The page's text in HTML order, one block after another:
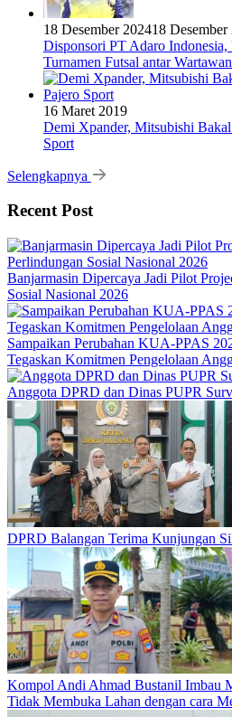
18 Desember 202418 Desember
Disponsori PT Adaro
Turnamen Futsal antar
16 Maret 2019
Demi Xpander, Mitsubishi
Sport
Selengkapnya
Recent Post
Banjarmasin Dipercaya Jadi Pilot
Sosial Nasional 2026
Sampaikan Perubahan KUA-PPAS
Tegaskan Komitmen Pengelolaan
Anggota DPRD dan Dinas PUPR
DPRD Balangan Terima Kunjungan
Kompol Andi Ahmad Bustanil Imbau
Tidak Membuka Lahan dengan cara